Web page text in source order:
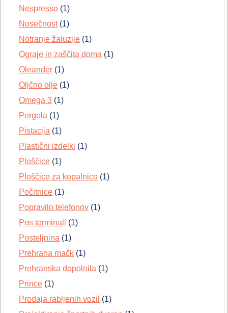
Nespresso (1)
Nosečnost(1)
Notranje žaluzije (1)
Ograje in zaščita doma (1)
Oleander (1)
Oljčno olje (1)
Omega 3 (1)
Pergola (1)
Pistacija (1)
Plastični izdelki (1)
Ploščice (1)
Ploščice za kopalnico (1)
Počitnice (1)
Popravilo telefonov (1)
Pos terminali (1)
Posteljnina (1)
Prehrana mačk (1)
Prehranska dopolnila (1)
Prince (1)
Prodaja rabljenih vozil (1)